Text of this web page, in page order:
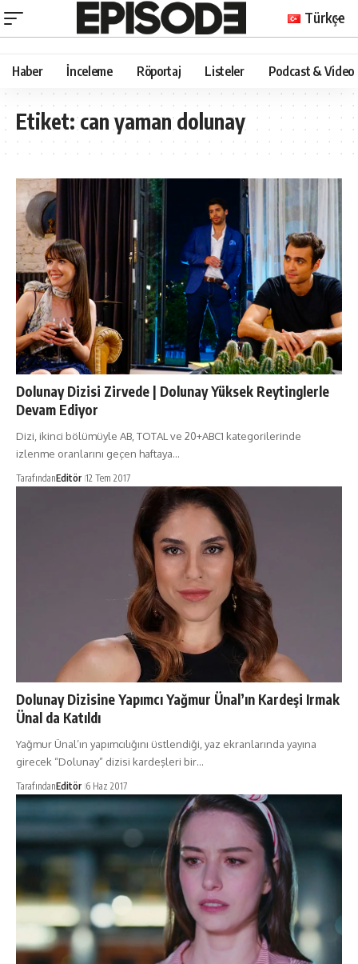
Türkçe
Haber İnceleme Röportaj Listeler Podcast & Video
Etiket:can yaman dolunay
Dolunay Dizisi Zirvede | Dolunay Yüksek Reytinglerle
Devam Ediyor
Dizi, ikinci bölümüyle AB, TOTAL ve 20+ABC1 kategorilerinde
izlenme oranlarını geçen haftaya…
TarafındanEditör 12 Tem 2017
Dolunay Dizisine Yapımcı Yağmur Ünal’ın Kardeşi Irmak
Ünal da Katıldı
Yağmur Ünal’ın yapımcılığını üstlendiği, yaz ekranlarında yayına
girecek “Dolunay” dizisi kardeşleri bir…
TarafındanEditör 6 Haz 2017